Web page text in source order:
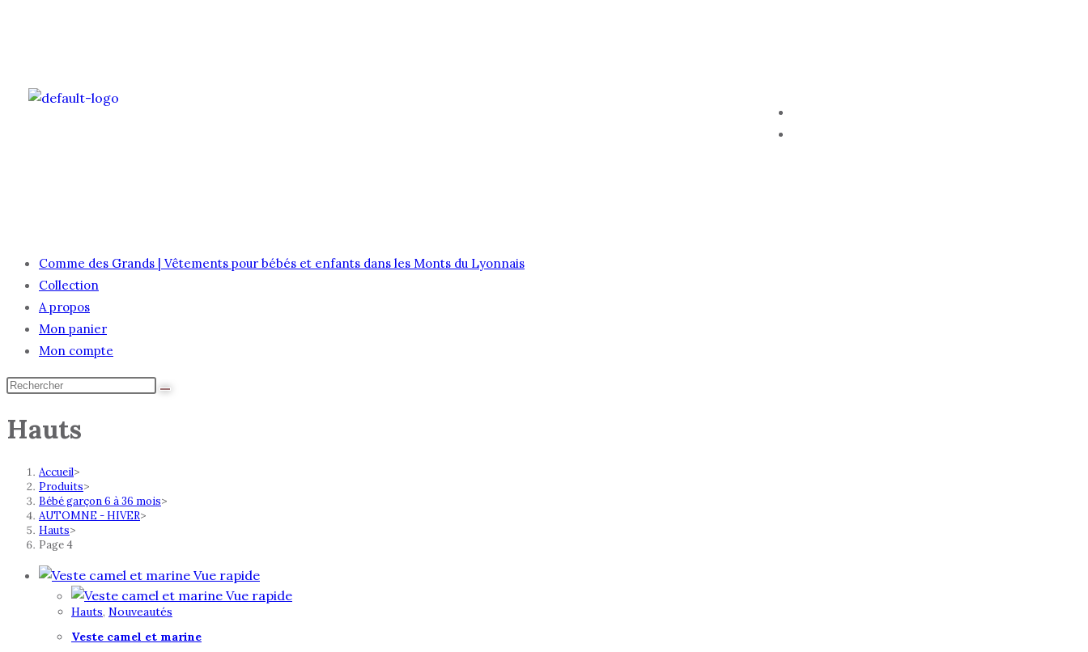
Comme des Grands | Vêtements pour bébés et enfants dans les Monts du Lyonnais
Collection
A propos
Mon panier
Mon compte
Hauts
Accueil>
Produits>
Bébé garçon 6 à 36 mois>
AUTOMNE - HIVER>
Hauts>
Page 4
Vue rapide
Vue rapide
Hauts, Nouveautés
Veste camel et marine